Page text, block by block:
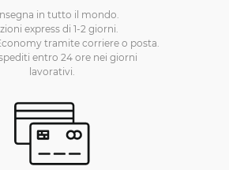
in tutto il mondo.
express di 1-2 giorni.
tramite corriere o posta.
entro 24 ore nei giorni
lavorativi.